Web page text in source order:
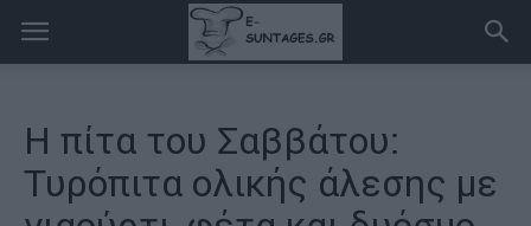
Η πίτα του Σαββάτου:
Τυρόπιτα ολικής άλεσης με